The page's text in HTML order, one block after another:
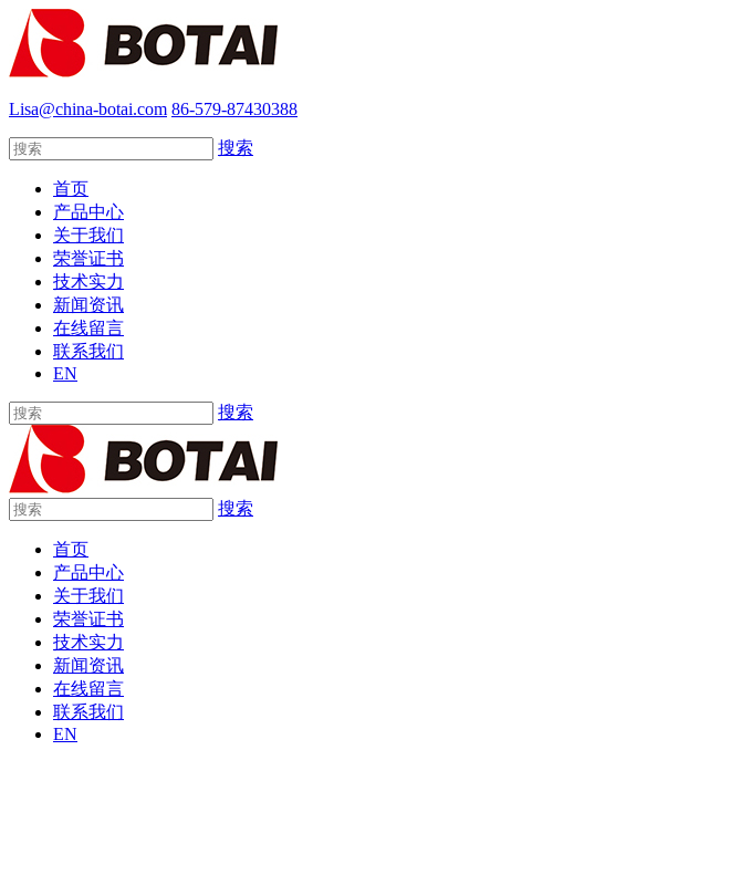
Lisa@china-botai.com 86-579-87430388
搜索
首页
产品中心
关于我们
荣誉证书
技术实力
新闻资讯
在线留言
联系我们
EN
搜索
搜索
首页
产品中心
关于我们
荣誉证书
技术实力
新闻资讯
在线留言
联系我们
EN